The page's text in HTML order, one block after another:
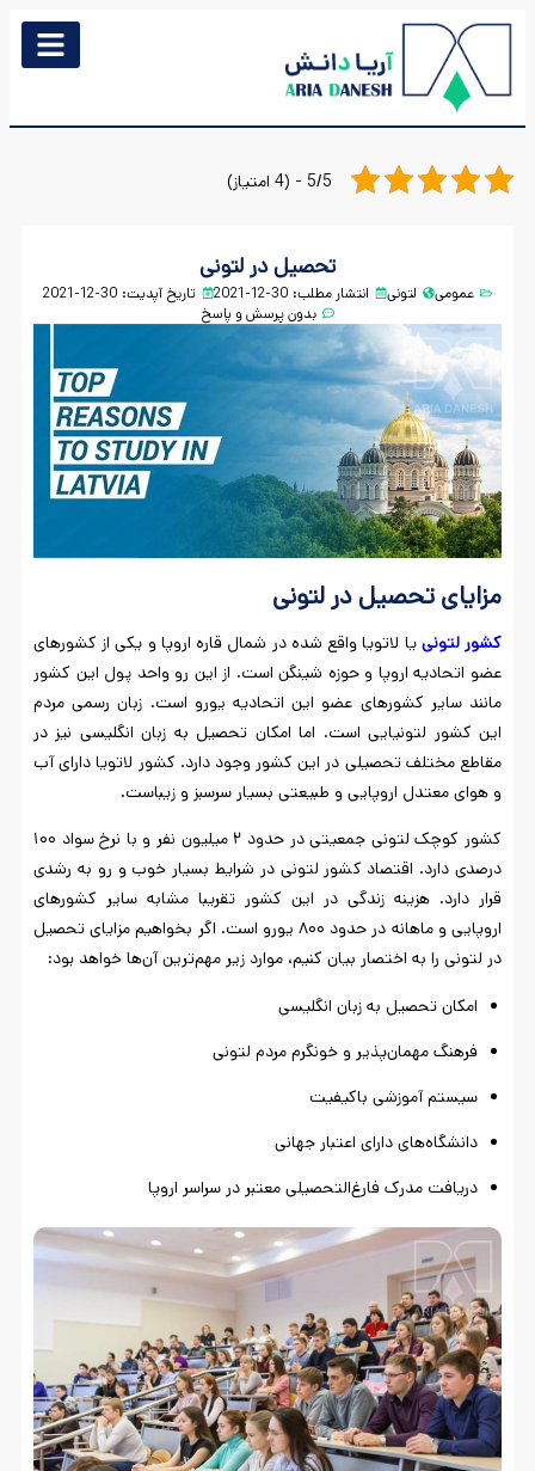
5/5 - (4 امتیاز)
تحصیل در لتونی
عمومی لتونی انتشار مطلب: 30-12-2021
تاریخ آپدیت: 30-12-2021
بدون پرسش و پاسخ
مزایای تحصیل در لتونی
کشور لتونی یا لاتویا واقع شده در شمال قاره اروپا و یکی از کشورهای
عضو اتحادیه اروپا و حوزه شینگن است. از این رو واحد پول این کشور
مانند سایر کشورهای عضو این اتحادیه یورو است. زبان رسمی مردم
این کشور لتونیایی است. اما امکان تحصیل به زبان انگلیسی نیز در
مقاطع مختلف تحصیلی در این کشور وجود دارد. کشور لاتویا دارای آب
و هوای معتدل اروپایی و طبیعتی بسیار سرسبز و زیباست.
کشور کوچک لتونی جمعیتی در حدود ۲ میلیون نفر و با نرخ سواد ۱۰۰
درصدی دارد. اقتصاد کشور لتونی در شرایط بسیار خوب و رو به رشدی
قرار دارد. هزینه زندگی در این کشور تقریبا مشابه سایر کشورهای
اروپایی و ماهانه در حدود ۸۰۰ یورو است. اگر بخواهیم مزایای تحصیل
در لتونی را به اختصار بیان کنیم، موارد زیر مهم‌ترین آن‌ها خواهد بود:
امکان تحصیل به زبان انگلیسی
فرهنگ مهمان‌پذیر و خونگرم مردم لتونی
سیستم آموزشی باکیفیت
دانشگاه‌های دارای اعتبار جهانی
دریافت مدرک فارغ‌التحصیلی معتبر در سراسر اروپا